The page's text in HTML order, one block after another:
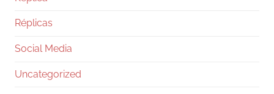
Réplicas
Social Media
Uncategorized